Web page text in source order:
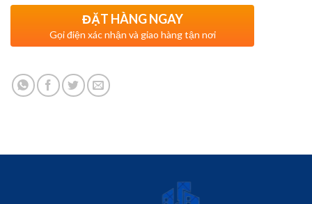
ĐẶT HÀNG NGAY
Gọi điện xác nhận và giao hàng tận nơi